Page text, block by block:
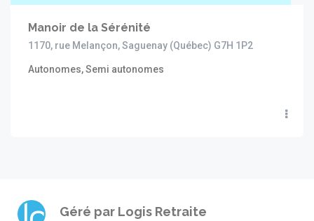
Manoir de la Sérénité
1170, rue Melançon, Saguenay (Québec) G7H 1P2
Autonomes, Semi autonomes
Géré par Logis Retraite